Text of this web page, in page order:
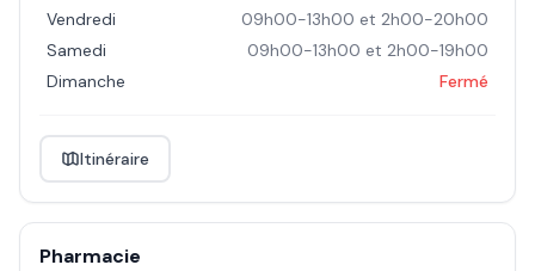
Vendredi
09h00-13h00 et 2h00-20h00
Samedi
09h00-13h00 et 2h00-19h00
Dimanche
Fermé
Itinéraire
Pharmacie